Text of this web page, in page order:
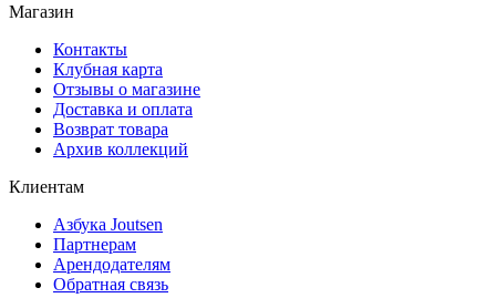
Магазин
Контакты
Клубная карта
Отзывы о магазине
Доставка и оплата
Возврат товара
Архив коллекций
Клиентам
Азбука Joutsen
Партнерам
Арендодателям
Обратная связь